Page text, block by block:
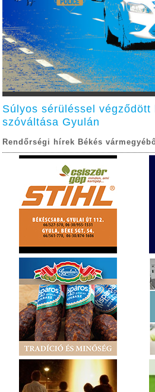
Súlyos sérüléssel
szóváltása Gyulán
Rendőrségi hírek Békés